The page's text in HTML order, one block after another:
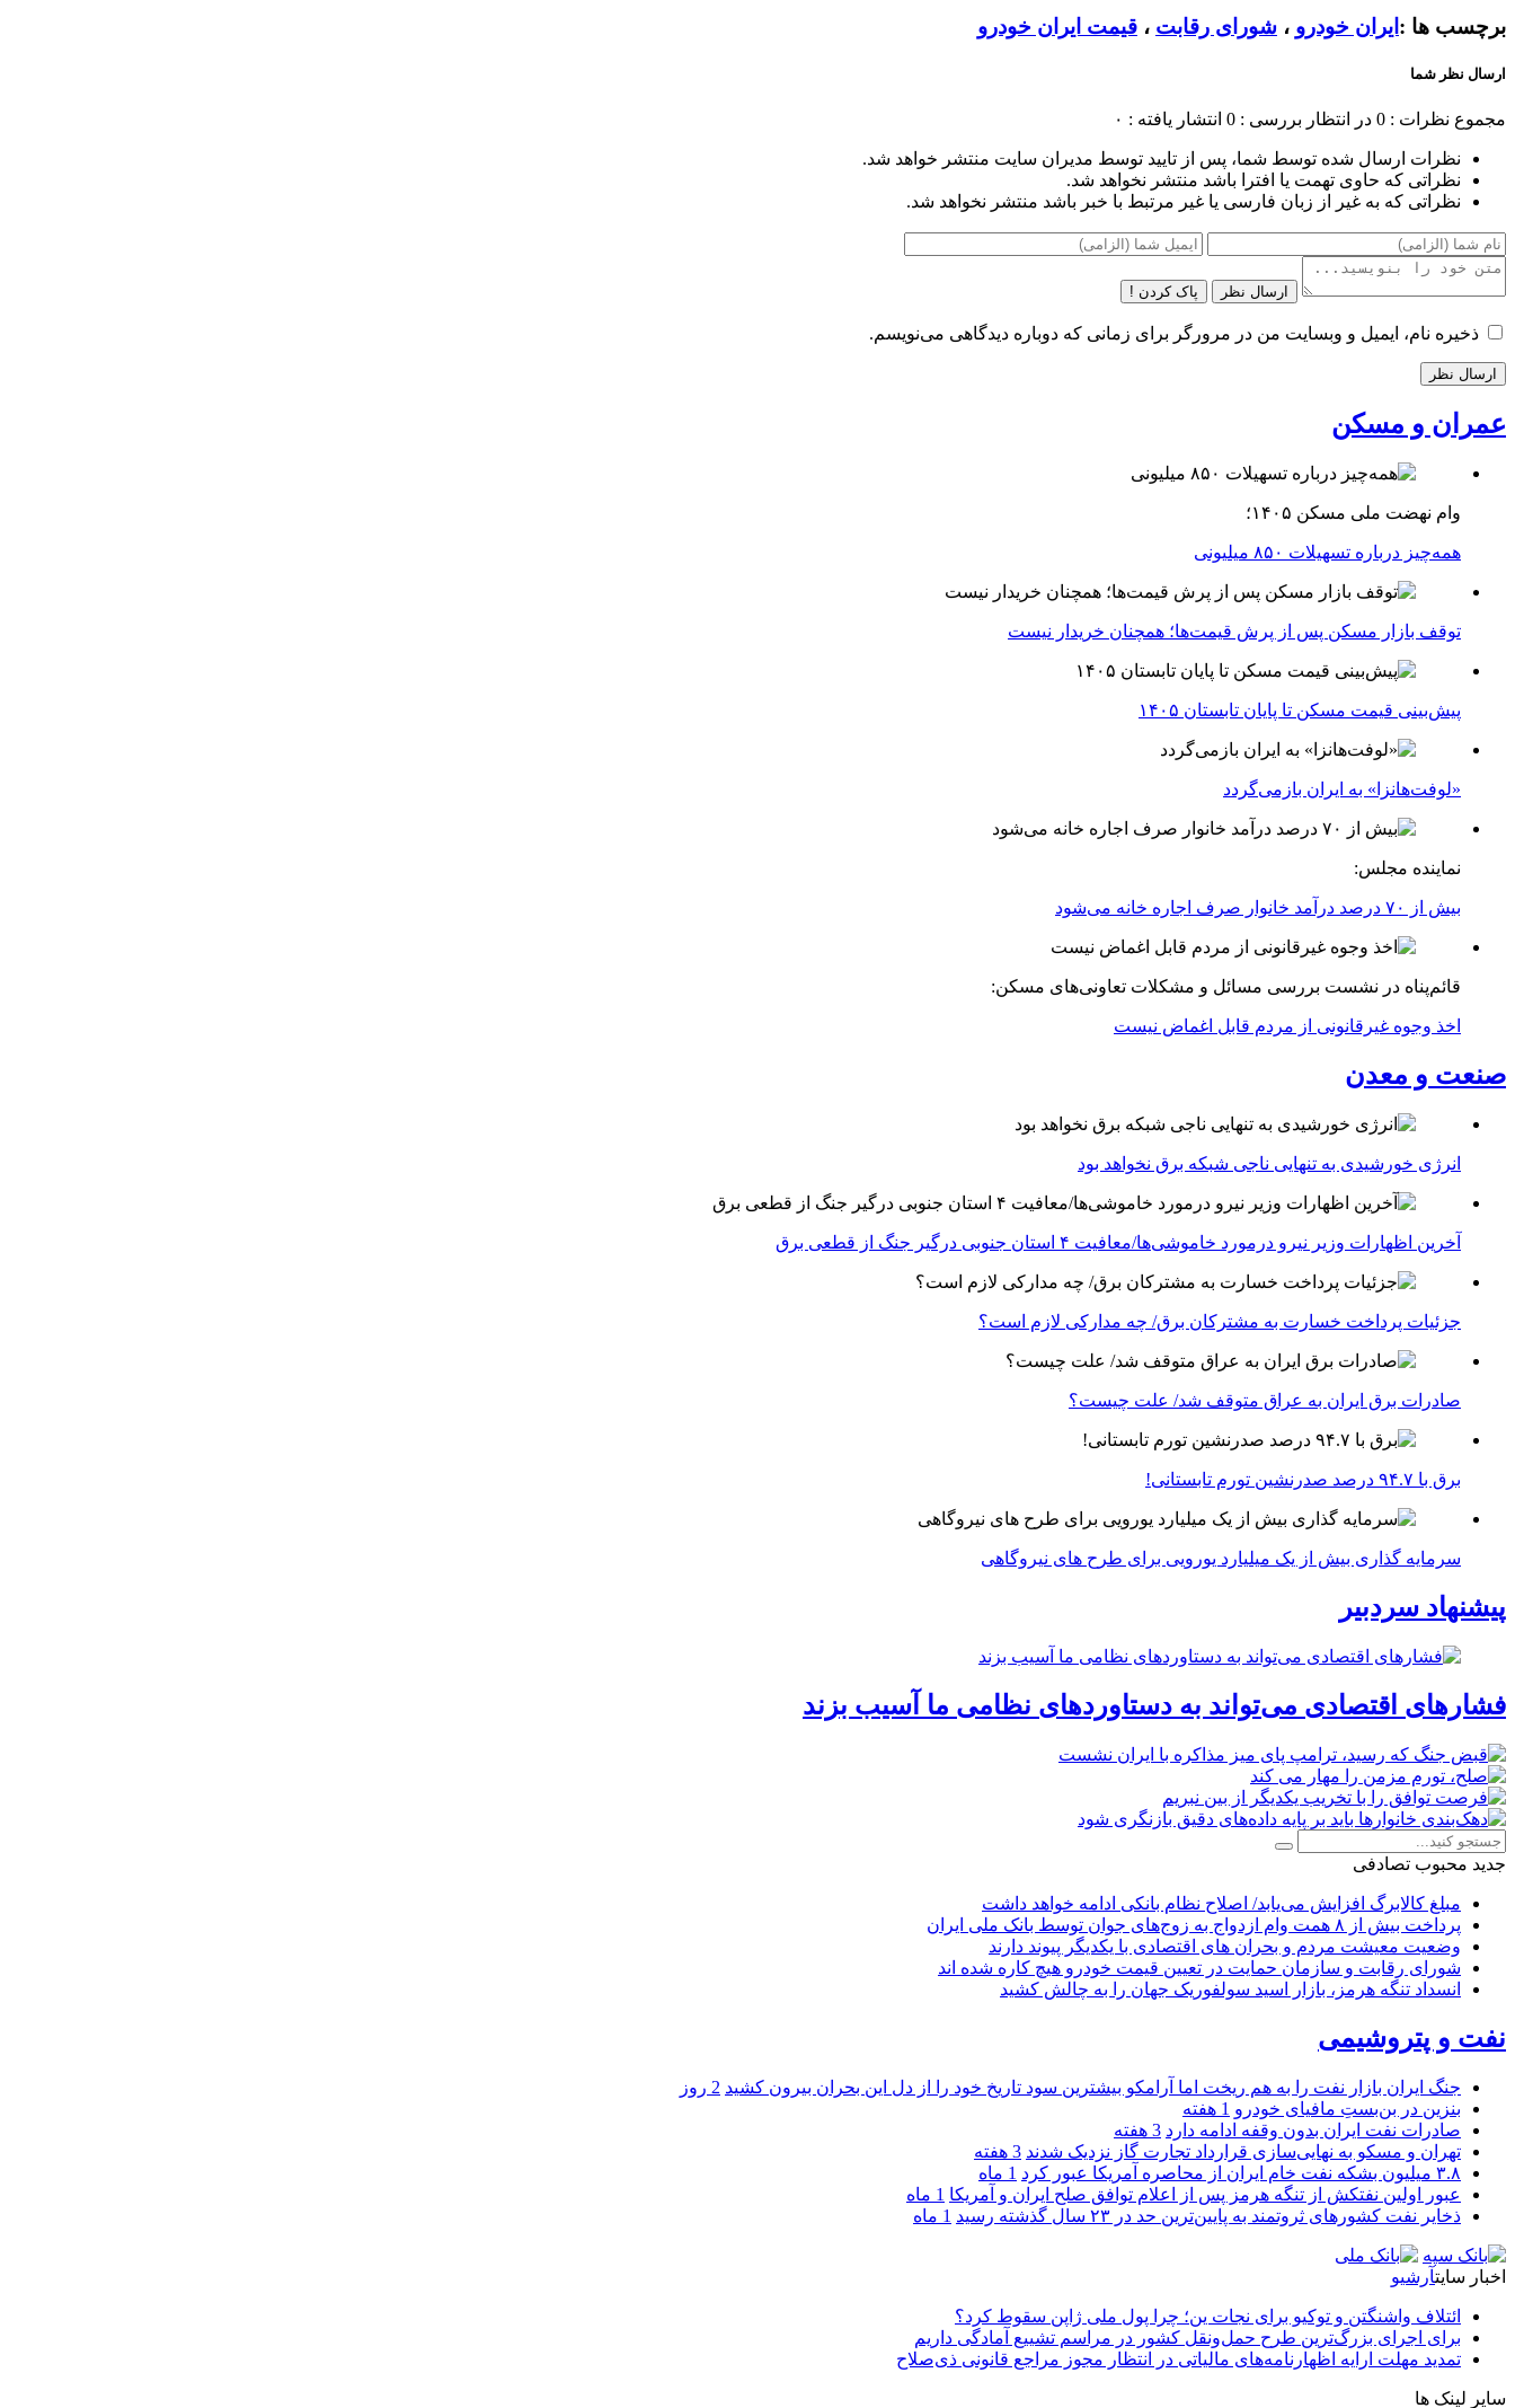
برچسب ها : ایران خودرو ، شورای رقابت ، قیمت ایران خودرو
ارسال نظر شما
مجموع نظرات : 0 در انتظار بررسی : 0 انتشار یافته : ۰
نظرات ارسال شده توسط شما، پس از تایید توسط مدیران سایت منتشر خواهد شد.
نظراتی که حاوی تهمت یا افترا باشد منتشر نخواهد شد.
نظراتی که به غیر از زبان فارسی یا غیر مرتبط با خبر باشد منتشر نخواهد شد.
ارسال نظر پاک کردن !
ذخیره نام، ایمیل و وبسایت من در مرورگر برای زمانی که دوباره دیدگاهی می‌نویسم.
عمران و مسکن
وام نهضت ملی مسکن ۱۴۰۵؛
همه‌چیز درباره تسهیلات ۸۵۰ میلیونی
توقف بازار مسکن پس از پرش قیمت‌ها؛ همچنان خریدار نیست
پیش‌بینی قیمت مسکن تا پایان تابستان ۱۴۰۵
«لوفت‌هانزا» به ایران بازمی‌گردد
نماینده مجلس:
بیش از ۷۰ درصد درآمد خانوار صرف اجاره خانه می‌شود
قائم‌پناه در نشست بررسی مسائل و مشکلات تعاونی‌های مسکن:
اخذ وجوه غیرقانونی از مردم قابل اغماض نیست
صنعت و معدن
انرژی خورشیدی به تنهایی ناجی شبکه برق نخواهد بود
آخرین اظهارات وزیر نیرو درمورد خاموشی‌ها/معافیت ۴ استان جنوبی درگیر جنگ از قطعی برق
جزئیات پرداخت خسارت به مشترکان برق/ چه مدارکی لازم است؟
صادرات برق ایران به عراق متوقف شد/ علت چیست؟
برق با ۹۴.۷ درصد صدرنشین تورم تابستانی!
سرمایه گذاری بیش از یک میلیارد یورویی برای طرح های نیروگاهی
پیشنهاد سردبیر
فشارهای اقتصادی می‌تواند به دستاوردهای نظامی ما آسیب بزند
جدید محبوب تصادفی
مبلغ کالابرگ افزایش می‌یابد/ اصلاح نظام بانکی ادامه خواهد داشت
پرداخت بیش از ۸ همت وام ازدواج به زوج‌های جوان توسط بانک ملی ایران
وضعیت معیشت مردم و بحران های اقتصادی با یکدیگر پیوند دارند
شورای رقابت و سازمان حمایت در تعیین قیمت خودرو هیچ کاره شده اند
انسداد تنگه هرمز، بازار اسید سولفوریک جهان را به چالش کشید
نفت و پتروشیمی
جنگ ایران بازار نفت را به هم ریخت اما آرامکو بیشترین سود تاریخ خود را از دل این بحران بیرون کشید 2 روز
بنزین در بن‌بستِ مافیای خودرو 1 هفته
صادرات نفت ایران بدون وقفه ادامه دارد 3 هفته
تهران و مسکو به نهایی‌سازی قرارداد تجارت گاز نزدیک شدند 3 هفته
۳.۸ میلیون بشکه نفت خام ایران از محاصره آمریکا عبور کرد
1 ماه
عبور اولین نفتکش از تنگه هرمز پس از اعلام توافق صلح ایران و آمریکا 1 ماه
ذخایر نفت کشورهای ثروتمند به پایین‌ترین حد در ۲۳ سال گذشته رسید
1 ماه
اخبار سایتآرشیو
ائتلاف واشنگتن و توکیو برای نجات ین؛ چرا پول ملی ژاپن سقوط کرد؟
برای اجرای بزرگ‌ترین طرح حمل‌ونقل کشور در مراسم تشییع آمادگی داریم
تمدید مهلت ارایه اظهارنامه‌های مالیاتی در انتظار مجوز مراجع قانونی ذی‌‏صلاح
سایر لینک ها